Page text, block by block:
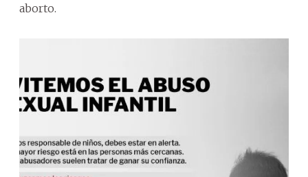
aborto.